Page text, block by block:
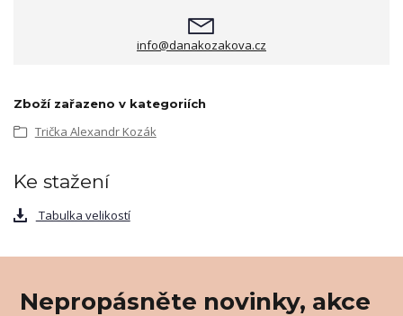
info@danakozakova.cz
Zboží zařazeno v kategoriích
Trička Alexandr Kozák
Ke stažení
Tabulka velikostí
Nepropásněte novinky, akce